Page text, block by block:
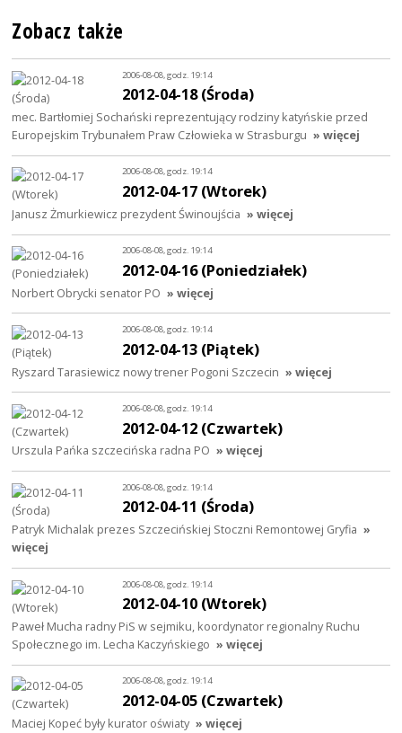
Zobacz także
2006-08-08, godz. 19:14
2012-04-18 (Środa)
mec. Bartłomiej Sochański reprezentujący rodziny katyńskie przed
Europejskim Trybunałem Praw Człowieka w Strasburgu » więcej
2006-08-08, godz. 19:14
2012-04-17 (Wtorek)
Janusz Żmurkiewicz prezydent Świnoujścia » więcej
2006-08-08, godz. 19:14
2012-04-16 (Poniedziałek)
Norbert Obrycki senator PO » więcej
2006-08-08, godz. 19:14
2012-04-13 (Piątek)
Ryszard Tarasiewicz nowy trener Pogoni Szczecin » więcej
2006-08-08, godz. 19:14
2012-04-12 (Czwartek)
Urszula Pańka szczecińska radna PO » więcej
2006-08-08, godz. 19:14
2012-04-11 (Środa)
Patryk Michalak prezes Szczecińskiej Stoczni Remontowej Gryfia »
więcej
2006-08-08, godz. 19:14
2012-04-10 (Wtorek)
Paweł Mucha radny PiS w sejmiku, koordynator regionalny Ruchu
Społecznego im. Lecha Kaczyńskiego » więcej
2006-08-08, godz. 19:14
2012-04-05 (Czwartek)
Maciej Kopeć były kurator oświaty » więcej